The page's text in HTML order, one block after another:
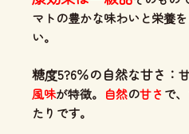
マトの豊かな味わいと栄養
い。
糖度5?6％の自然な甘さ：
風味が特徴。 自然の甘さ で
たりです。